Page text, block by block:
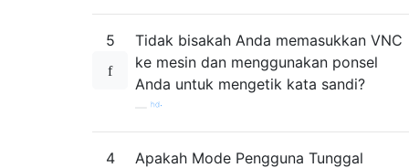
5
Tidak bisakah Anda memasukkan VNC
ke mesin dan menggunakan ponsel
Anda untuk mengetik kata sandi?
ʰᵈˑ
4
Apakah Mode Pengguna Tunggal